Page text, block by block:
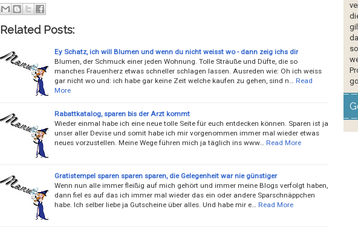
Related Posts:
Ey Schatz, ich will Blumen und wenn du nicht weisst wo - dann zeig ichs dir
Blumen, der Schmuck einer jeden Wohnung. Tolle Sträuße und Düfte, die so
manches Frauenherz etwas schneller schlagen lassen. Ausreden wie: Oh ich weiss
gar nicht wo und: ich habe gar keine Zeit welche kaufen zu gehen, sind n…
Read
More
Rabattkatalog, sparen bis der Arzt kommt
Wieder einmal habe ich eine neue tolle Seite für euch entdecken können. Sparen ist ja
unser aller Devise und somit habe ich mir vorgenommen immer mal wieder etwas
neues vorzustellen. Meine Wege führen mich ja täglich ins www…
Read More
Gratistempel sparen sparen sparen, die Gelegenheit war nie günstiger
Wenn nun alle immer fleißig auf mich gehört und immer meine Blogs verfolgt haben,
dann fiel es auf das ich immer mal wieder das ein oder andere Sparschnäppchen
habe. Ich selber liebe ja Gutscheine über alles. Und habe mir e…
Read More